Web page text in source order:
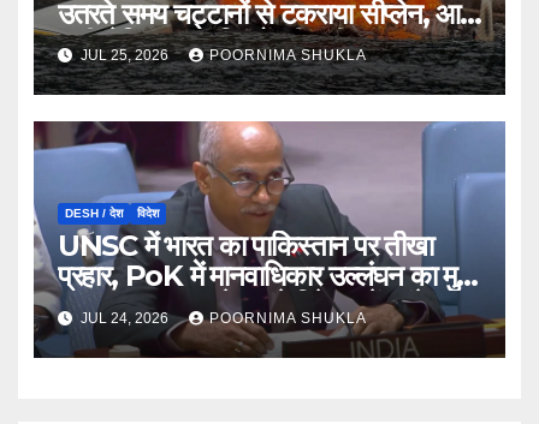
उतरते समय चट्टानों से टकराया सीप्लेन, आग
लगी लेकिन 11 यात्रियों की बची जान…
JUL 25, 2026 POORNIMA SHUKLA
DESH / देश विदेश
UNSC में भारत का पाकिस्तान पर तीखा
प्रहार, PoK में मानवाधिकार उल्लंघन का मुद्दा
उठाया; कहा- ‘पहले अपने गिरेबान में झांके
इस्लामाबाद’…
JUL 24, 2026 POORNIMA SHUKLA